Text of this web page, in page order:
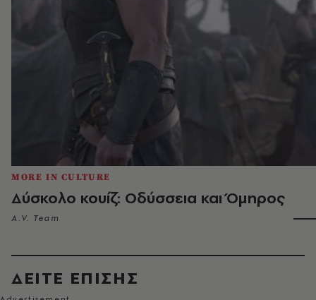
MORE IN CULTURE
Δύσκολο κουίζ: Οδύσσεια και Όμηρος
A.V. Team
ΔΕΙΤΕ ΕΠΙΣΗΣ